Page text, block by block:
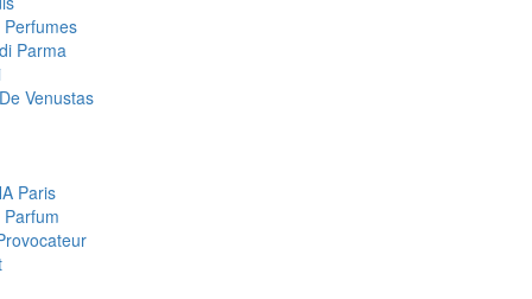
Perfumes
Parma
Venustas
Paris